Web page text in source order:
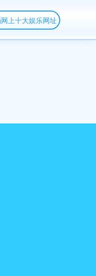
网上十大娱乐网址